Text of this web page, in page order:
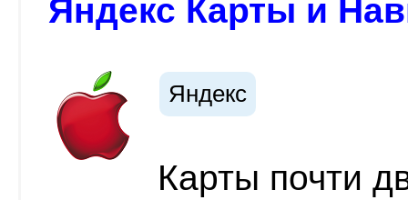
Яндекс Карты и
Яндекс
Карты почти